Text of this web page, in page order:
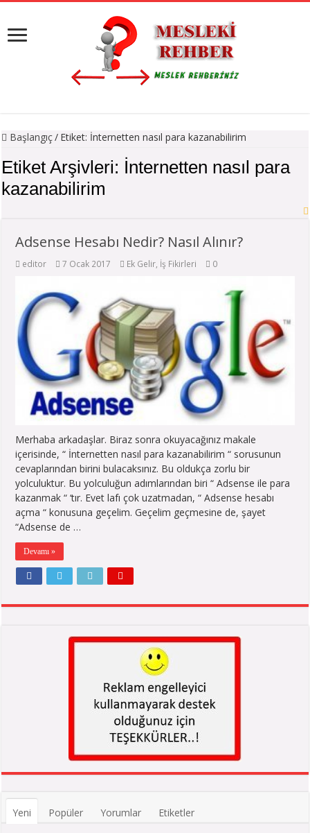
Başlangıç/ Etiket: İnternetten nasıl para kazanabilirim
Etiket Arşivleri: İnternetten nasıl para
kazanabilirim
Adsense Hesabı Nedir? Nasıl Alınır?
editor 7 Ocak 2017 Ek Gelir İş Fikirleri 0
Merhaba arkadaşlar. Biraz sonra okuyacağınız makale
içerisinde, “ İnternetten nasıl para kazanabilirim “ sorusunun
cevaplarından birini bulacaksınız. Bu oldukça zorlu bir
yolculuktur. Bu yolculuğun adımlarından biri “ Adsense ile para
kazanmak “ ‘tır. Evet lafı çok uzatmadan, “ Adsense hesabı
açma “ konusuna geçelim. Geçelim geçmesine de, şayet
“Adsense de …
Devamı »
Yeni Popüler Yorumlar Etiketler